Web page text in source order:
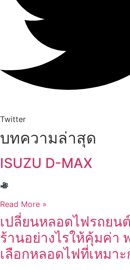
Twitter
บทความล่าสุด
ISUZU D-MAX
Read More »
เปลี่ยนหลอดไฟรถยน
ร้านอย่างไรให้คุ้มค่า
เลือกหลอดไฟที่เหมา